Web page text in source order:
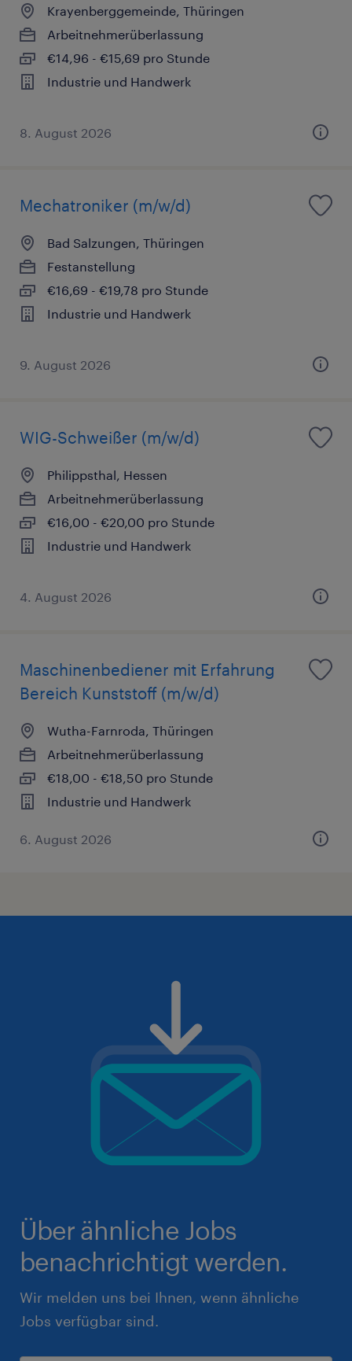
Krayenberggemeinde, Thüringen
Arbeitnehmerüberlassung
€14,96 - €15,69 pro Stunde
Industrie und Handwerk
8. August 2026
Mechatroniker (m/w/d)
Bad Salzungen, Thüringen
Festanstellung
€16,69 - €19,78 pro Stunde
Industrie und Handwerk
9. August 2026
WIG-Schweißer (m/w/d)
Philippsthal, Hessen
Arbeitnehmerüberlassung
€16,00 - €20,00 pro Stunde
Industrie und Handwerk
4. August 2026
Maschinenbediener mit Erfahrung
Bereich Kunststoff (m/w/d)
Wutha-Farnroda, Thüringen
Arbeitnehmerüberlassung
€18,00 - €18,50 pro Stunde
Industrie und Handwerk
6. August 2026
Über ähnliche Jobs
benachrichtigt werden.
Wir melden uns bei Ihnen, wenn ähnliche
Jobs verfügbar sind.